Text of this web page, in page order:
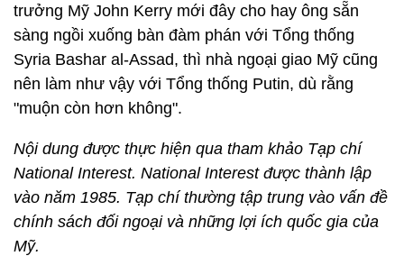
trưởng Mỹ John Kerry mới đây cho hay ông sẵn
sàng ngồi xuống bàn đàm phán với Tổng thống
Syria Bashar al-Assad, thì nhà ngoại giao Mỹ cũng
nên làm như vậy với Tổng thống Putin, dù rằng
"muộn còn hơn không".
Nội dung được thực hiện qua tham khảo Tạp chí
National Interest. National Interest được thành lập
vào năm 1985. Tạp chí thường tập trung vào vấn đề
chính sách đối ngoại và những lợi ích quốc gia của
Mỹ.